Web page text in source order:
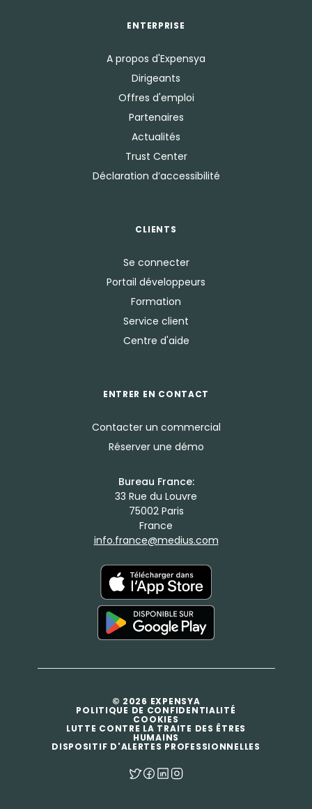
ENTERPRISE
A propos d'Expensya
Dirigeants
Offres d'emploi
Partenaires
Actualités
Trust Center
Déclaration d’accessibilité
CLIENTS
Se connecter
Portail développeurs
Formation
Service client
Centre d'aide
ENTRER EN CONTACT
Contacter un commercial
Réserver une démo
Bureau France:
33 Rue du Louvre
75002 Paris
France
info.france@medius.com
© 2026 EXPENSYA
POLITIQUE DE CONFIDENTIALITÉ
COOKIES
LUTTE CONTRE LA TRAITE DES ÊTRES
HUMAINS
DISPOSITIF D'ALERTES PROFESSIONNELLES